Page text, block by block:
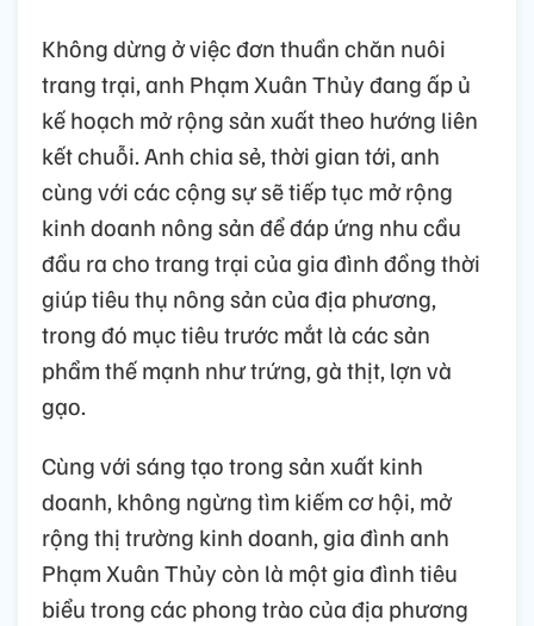
Không dừng ở việc đơn thuần chăn nuôi
trang trại, anh Phạm Xuân Thủy đang ấp ủ
kế hoạch mở rộng sản xuất theo hướng liên
kết chuỗi. Anh chia sẻ, thời gian tới, anh
cùng với các cộng sự sẽ tiếp tục mở rộng
kinh doanh nông sản để đáp ứng nhu cầu
đầu ra cho trang trại của gia đình đồng thời
giúp tiêu thụ nông sản của địa phương,
trong đó mục tiêu trước mắt là các sản
phẩm thế mạnh như trứng, gà thịt, lợn và
gạo.
Cùng với sáng tạo trong sản xuất kinh
doanh, không ngừng tìm kiếm cơ hội, mở
rộng thị trường kinh doanh, gia đình anh
Phạm Xuân Thủy còn là một gia đình tiêu
biểu trong các phong trào của địa phương